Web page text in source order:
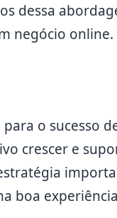
dessa
negócio online.
o sucesso
crescer e
boa